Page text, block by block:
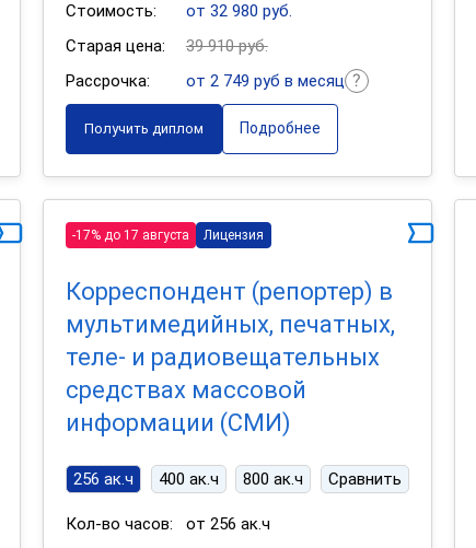
Стоимость:
от 32 980 руб.
Старая цена:
39 910 руб.
Рассрочка:
от 2 749 руб в месяц
Получить диплом Подробнее
-17% до 17 августа Лицензия
Корреспондент (репортер) в
мультимедийных, печатных,
теле- и радиовещательных
средствах массовой
информации (СМИ)
256 ак.ч 400 ак.ч 800 ак.ч Сравнить
Кол-во часов:
от 256 ак.ч